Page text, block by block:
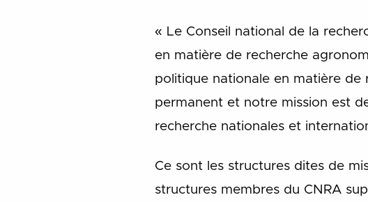
« Le Conseil national de la
en matière de recherche
politique nationale en matière de
permanent et notre mission est
recherche nationales et
Ce sont les structures dites de
structures membres du CNRA